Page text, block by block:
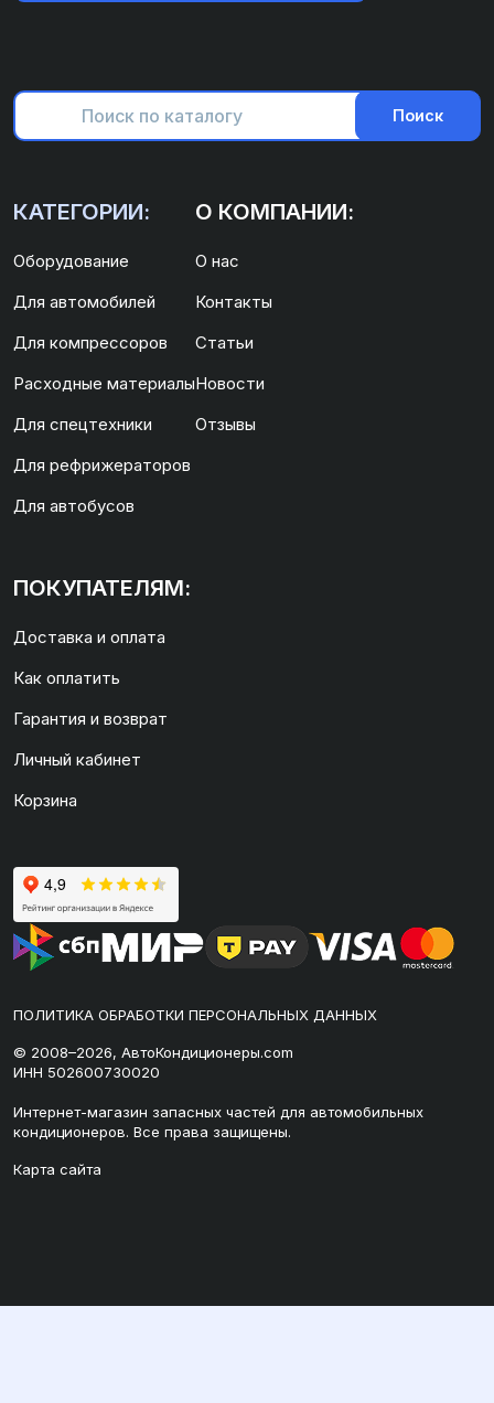
Поиск
КАТЕГОРИИ:
Оборудование
Для автомобилей
Для компрессоров
Расходные материалы
Для спецтехники
Для рефрижераторов
Для автобусов
О КОМПАНИИ:
О нас
Контакты
Статьи
Новости
Отзывы
ПОКУПАТЕЛЯМ:
Доставка и оплата
Как оплатить
Гарантия и возврат
Личный кабинет
Корзина
ПОЛИТИКА ОБРАБОТКИ ПЕРСОНАЛЬНЫХ ДАННЫХ
© 2008–2026, АвтоКондиционеры.com
ИНН 502600730020
Интернет-магазин запасных частей для автомобильных
кондиционеров. Все права защищены.
Карта сайта